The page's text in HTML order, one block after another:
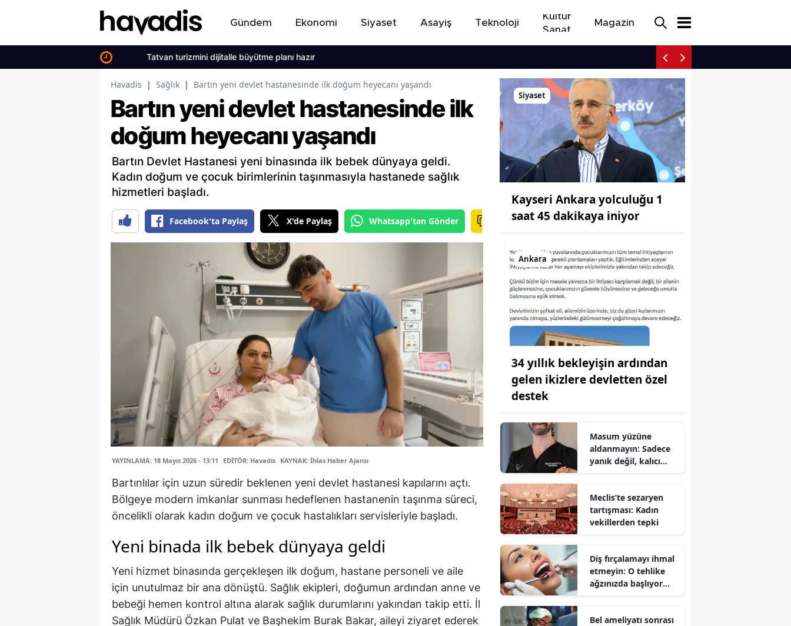
Gündem Ekonomi Siyaset Asayiş Teknoloji
Kültür
Sanat
Magazin
Tatvan turizmini dijitalle büyütme planı hazır
Havadis | Sağlık | Bartın yeni devlet hastanesinde ilk doğum heyecanı yaşandı
Bartın yeni devlet hastanesinde ilk
doğum heyecanı yaşandı
Bartın Devlet Hastanesi yeni binasında ilk bebek dünyaya geldi.
Kadın doğum ve çocuk birimlerinin taşınmasıyla hastanede sağlık
hizmetleri başladı.
Facebook'ta Paylaş X'de Paylaş Whatsapp'tan Gönder
YAYINLAMA: 18 Mayıs 2026 - 13:11 EDİTÖR: Havadis KAYNAK: İhlas Haber Ajansı
Bartınlılar için uzun süredir beklenen yeni devlet hastanesi kapılarını açtı.
Bölgeye modern imkanlar sunması hedeflenen hastanenin taşınma süreci,
öncelikli olarak kadın doğum ve çocuk hastalıkları servisleriyle başladı.
Yeni binada ilk bebek dünyaya geldi
Yeni hizmet binasında gerçekleşen ilk doğum, hastane personeli ve aile
için unutulmaz bir ana dönüştü. Sağlık ekipleri, doğumun ardından anne ve
bebeği hemen kontrol altına alarak sağlık durumlarını yakından takip etti. İl
Sağlık Müdürü Özkan Pulat ve Başhekim Burak Bakar, aileyi ziyaret ederek
Siyaset
Kayseri Ankara yolculuğu 1
saat 45 dakikaya iniyor
Ankara
34 yıllık bekleyişin ardından
gelen ikizlere devletten özel
destek
Masum yüzüne
aldanmayın: Sadece
yanık değil, kalıcı
Meclis’te sezaryen
tartışması: Kadın
vekillerden tepki
Diş fırçalamayı ihmal
etmeyin: O tehlike
ağzınızda başlıyor
Bel ameliyatı sonrası